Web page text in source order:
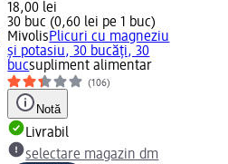
18,00 lei
30 buc (0,60 lei pe 1 buc)
MivolisPlicuri cu magneziu
și potasiu, 30 bucăți, 30
bucsupliment alimentar
(106)
Notă
Livrabil
selectare magazin dm